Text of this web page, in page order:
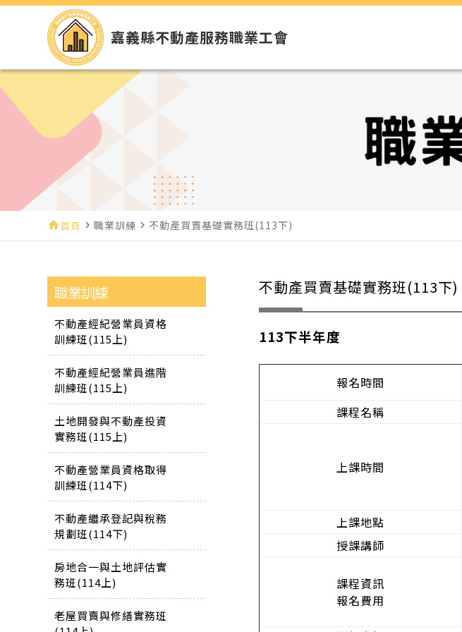
嘉義縣不動產服務職業工會
home首頁 navigate_next職業訓練 navigate_next 不動產買賣基礎實務班(113下)
職業訓練
不動產經紀營業員資格
訓練班(115上)
不動產經紀營業員進階
訓練班(115上)
土地開發與不動產投資
實務班(115上)
不動產營業員資格取得
訓練班(114下)
不動產繼承登記與稅務
規劃班(114下)
房地合一與土地評估實
務班(114上)
老屋買賣與修繕實務班
不動產買賣基礎實務班(113下)
113下半年度
報名時間
課程名稱
上課時間
上課地點
授課講師
課程資訊
報名費用